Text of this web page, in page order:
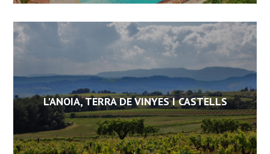
L'ANOIA, TERRA DE VINYES I CASTELLS